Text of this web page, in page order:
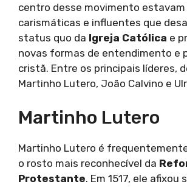
centro desse movimento estavam
carismáticas e influentes que
status quo da Igreja Católica e
novas formas de entendimento e
cristã. Entre os principais líderes,
Martinho Lutero, João Calvino e
Martinho Lutero
Martinho Lutero é
o rosto mais reconhecível da
Protestante. Em 1517, ele afixou